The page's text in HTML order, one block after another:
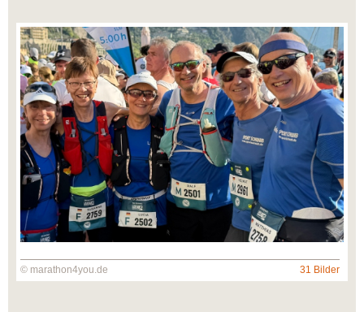
© marathon4you.de 31 Bilder